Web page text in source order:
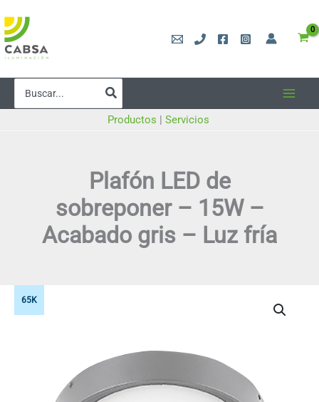
al
contenido
por:
Productos | Servicios
Plafón LED de
sobreponer – 15W –
Acabado gris – Luz fría
65K